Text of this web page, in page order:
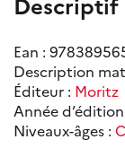
Ean :
Description
Éditeur : Moritz
Année
Niveaux-âges :